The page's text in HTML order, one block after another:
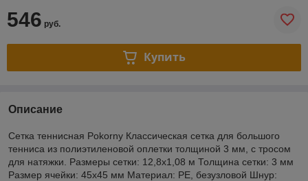
546 руб.
Купить
Описание
Сетка теннисная Pokorny Классическая сетка для большого
тенниса из полиэтиленовой оплетки толщиной 3 мм, с тросом
для натяжки. Размеры сетки: 12,8x1,08 м Толщина сетки: 3 мм
Размер ячейки: 45x45 мм Материал: PE, безузловой Шнур: